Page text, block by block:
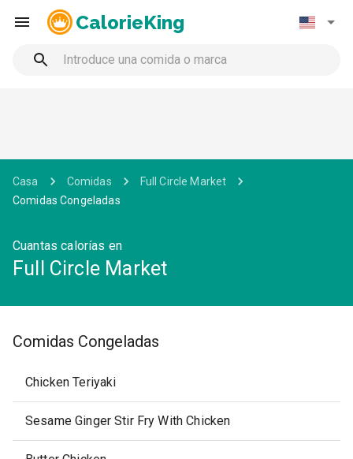
CalorieKing
Casa Comidas
Full Circle Market
Comidas Congeladas
Cuantas calorías en
Full Circle Market
Comidas Congeladas
Chicken Teriyaki
Sesame Ginger Stir Fry With Chicken